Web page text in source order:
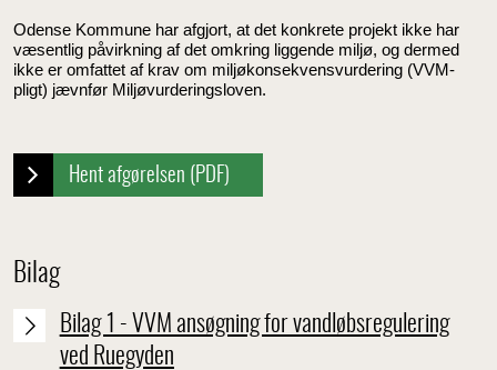
Odense Kommune har afgjort, at det konkrete projekt ikke har
væsentlig påvirkning af det omkring liggende miljø, og dermed
ikke er omfattet af krav om miljøkonsekvensvurdering (VVM-
pligt) jævnfør Miljøvurderingsloven.
Hent afgørelsen (PDF)
Bilag
Bilag 1 - VVM ansøgning for vandløbsregulering
ved Ruegyden